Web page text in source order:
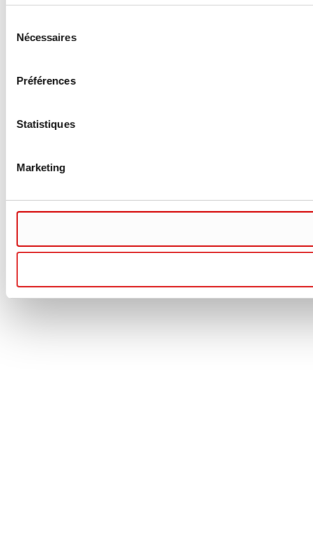
Nécessaires
Préférences
Statistiques
Marketing